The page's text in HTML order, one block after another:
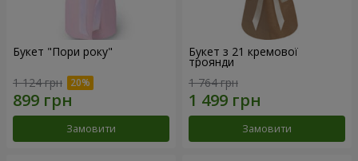
Букет "Пори року"
1 124 грн
Замовити
Букет з 21 кремової
троянди
1 764 грн
Замовити